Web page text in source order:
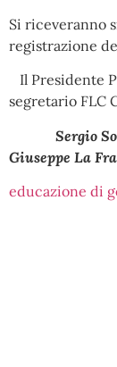
Si riceveranno
registrazione
Il
segretario FLC
Giuseppe La
educazione di